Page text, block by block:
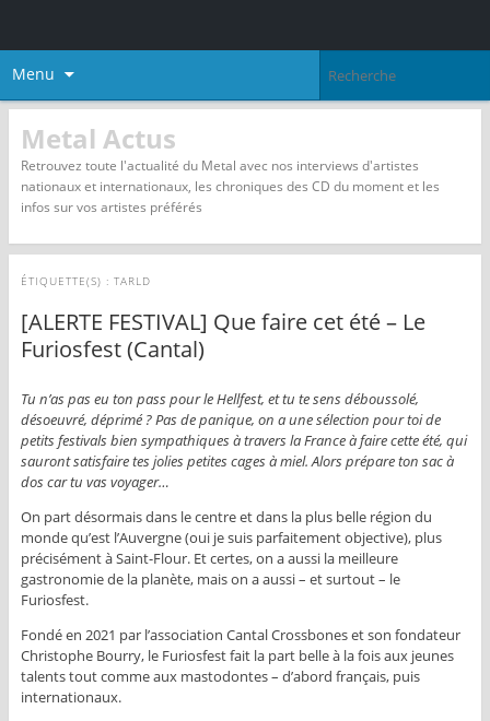
Menu
Metal Actus
Retrouvez toute l'actualité du Metal avec nos interviews d'artistes
nationaux et internationaux, les chroniques des CD du moment et les
infos sur vos artistes préférés
ÉTIQUETTE(S) : TARLD
[ALERTE FESTIVAL] Que faire cet été – Le
Furiosfest (Cantal)
Tu n’as pas eu ton pass pour le Hellfest, et tu te sens déboussolé,
désoeuvré, déprimé ? Pas de panique, on a une sélection pour toi de
petits festivals bien sympathiques à travers la France à faire cette été, qui
sauront satisfaire tes jolies petites cages à miel. Alors prépare ton sac à
dos car tu vas voyager…
On part désormais dans le centre et dans la plus belle région du
monde qu’est l’Auvergne (oui je suis parfaitement objective), plus
précisément à Saint-Flour. Et certes, on a aussi la meilleure
gastronomie de la planète, mais on a aussi – et surtout – le
Furiosfest.
Fondé en 2021 par l’association Cantal Crossbones et son fondateur
Christophe Bourry, le Furiosfest fait la part belle à la fois aux jeunes
talents tout comme aux mastodontes – d’abord français, puis
internationaux.